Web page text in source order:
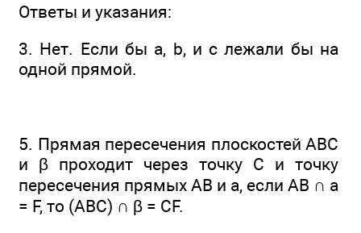
Ответы и указания:
3. Нет. Если бы а, b, и с лежали бы на
одной прямой.
5. Прямая пересечения плоскостей ABC
и β проходит через точку С и точку
пересечения прямых АВ и а, если АВ ∩ а
= F, то (ABC) ∩ β = CF.